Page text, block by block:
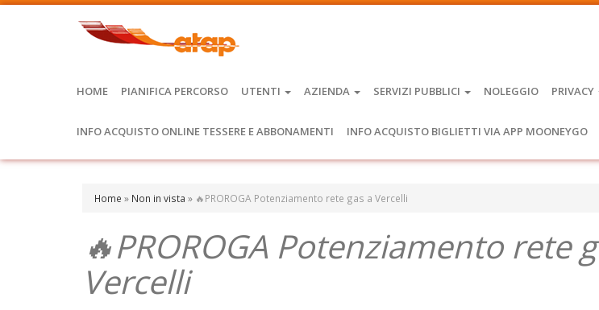
HOME PIANIFICA PERCORSO UTENTI AZIENDA SERVIZI PUBBLICI NOLEGGIO PRIVACY
INFO ACQUISTO ONLINE TESSERE E ABBONAMENTI INFO ACQUISTO BIGLIETTI VIA APP MOONEYGO
Home » Non in vista » 🔥PROROGA Potenziamento rete gas a Vercelli
🔥PROROGA Potenziamento rete
Vercelli